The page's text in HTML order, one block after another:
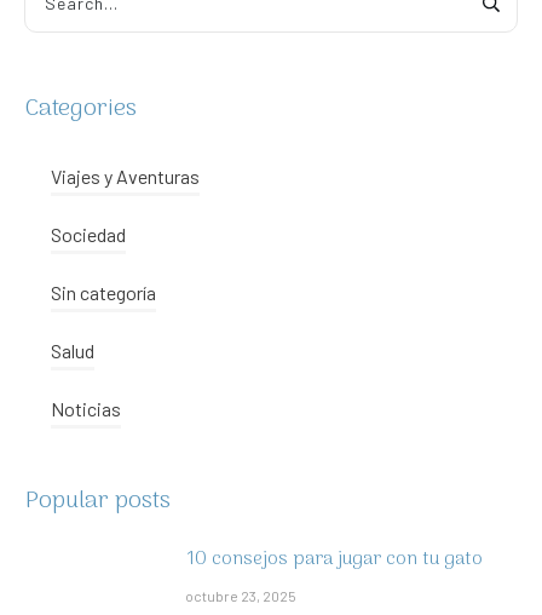
Categories
Viajes y Aventuras
Sociedad
Sin categoría
Salud
Noticias
Popular posts
10 consejos para jugar con tu gato
octubre 23, 2025